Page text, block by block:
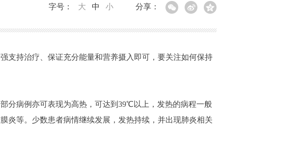
分享：
字号： 大 中 小
持治疗、保证充分能量和营养摄入即可，要关注如何保持
病例亦可表现为高热，可达到39℃以上，发热的病程一般
炎等。少数患者病情继续发展，发热持续，并出现肺炎相关